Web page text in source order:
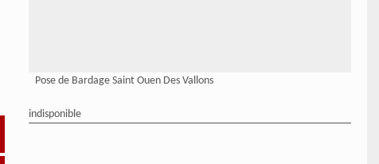
Pose de Bardage Saint Ouen Des Vallons
indisponible